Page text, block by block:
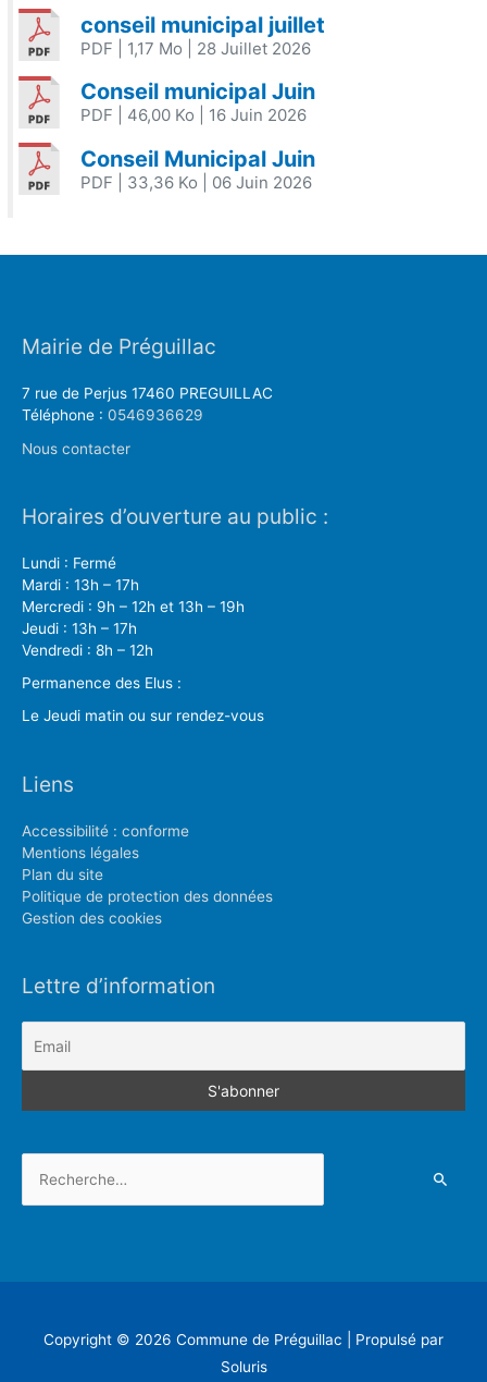
conseil municipal juillet
PDF | 1,17 Mo | 28 Juillet 2026
Conseil municipal Juin
PDF | 46,00 Ko | 16 Juin 2026
Conseil Municipal Juin
PDF | 33,36 Ko | 06 Juin 2026
Mairie de Préguillac
7 rue de Perjus 17460 PREGUILLAC
Téléphone : 0546936629
Nous contacter
Horaires d’ouverture au public :
Lundi : Fermé
Mardi : 13h – 17h
Mercredi : 9h – 12h et 13h – 19h
Jeudi : 13h – 17h
Vendredi : 8h – 12h
Permanence des Elus :
Le Jeudi matin ou sur rendez-vous
Liens
Accessibilité : conforme
Mentions légales
Plan du site
Politique de protection des données
Gestion des cookies
Lettre d’information
Copyright © 2026 Commune de Préguillac | Propulsé par
Soluris